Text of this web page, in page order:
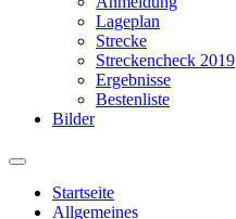
Lageplan
Strecke
Streckencheck 2019
Ergebnisse
Bestenliste
Bilder
Suchfeld
ein-/ausblenden
Startseite
Allgemeines